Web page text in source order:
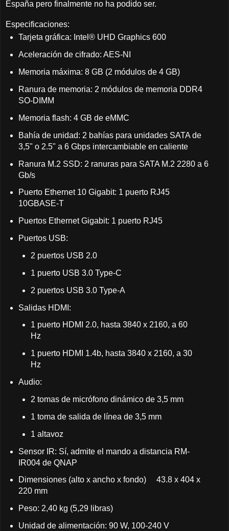
España pero finalmente no ha podido ser.
Especificaciones:
Tarjeta gráfica: Intel® UHD Graphics 600
Aceleración de cifrado: AES-NI
Memoria máxima: 8 GB (2 módulos de 4 GB)
Ranura de memoria: 2 módulos de memoria DDR4
SO-DIMM
Memoria flash: 4 GB de eMMC
Bahía de unidad: 2 bahías para unidades SATA de
3,5" o 2.5" a 6 Gbps intercambiable en caliente
Ranura M.2 SSD: 2 ranuras para SATA M.2 2280 a 6
Gb/s
Puerto Ethernet 10 Gigabit: 1 puerto RJ45
10GBASE-T
Puertos Ethernet Gigabit: 1 puerto RJ45
Puertos USB:
2 puertos USB 2.0
1 puerto USB 3.0 Type-C
2 puertos USB 3.0 Type-A
Salidas HDMI:
1 puerto HDMI 2.0, hasta 3840 x 2160, a 60
Hz
1 puerto HDMI 1.4b, hasta 3840 x 2160, a 30
Hz
Audio:
2 tomas de micrófono dinámico de 3,5 mm
1 toma de salida de línea de 3,5 mm
1 altavoz
Sensor IR: Sí, admite el mando a distancia RM-
IR004 de QNAP
Dimensiones (alto x ancho x fondo) 43.8 x 404 x
220 mm
Peso: 2,40 kg (5,29 libras)
Unidad de alimentación: 90 W, 100-240 V